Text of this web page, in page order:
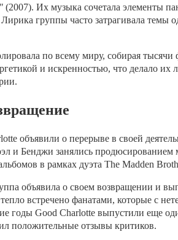
(2007). Их музыка сочетала элементы
группы часто затрагивала темы
по всему миру, собирая
и искренностью, что делало
объявили о перерыве в своей
и Бенджи занялись продюсированием
в рамках дуэта The Madden
объявила о своем возвращении и
встречено фанатами, которые с
годы Good Charlotte выпустили еще
положительные отзывы критиков.